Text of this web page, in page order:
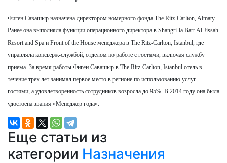
Фиген Савашыр назначена директором номерного фонда The Ritz-Carlton, Almaty.
Ранее она выполняла функции операционного директора в Shangri-la Barr Al Jissah
Resort and Spa и Front of the House менеджера в The Ritz-Carlton, Istanbul, где
управляла консьерж-службой, отделом по работе с гостями, включая службу
приема. За время работы Фиген Савашыр в The Ritz-Carlton, Istanbul отель в
течение трех лет занимал первое место в регионе по использованию услуг
гостями, а удовлетворенность сотрудников возросла до 95%. В 2014 году она была
удостоена звания «Менеджер года».
Еще статьи из
категории Назначения